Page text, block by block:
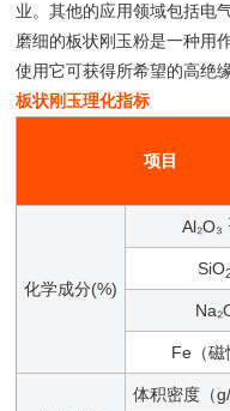
业。其他的应用领域包括电
磨细的板状刚玉粉是一种用
使用它可获得所希望的高绝
板状刚玉理化指标
项目
化学成分(%)
Al₂O₃
SiO
Fe（磁
体积密度（